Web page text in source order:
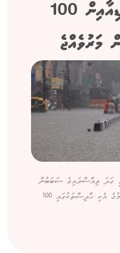
ވިއްސާރައިގައި އިންޑިއާއިން 100
މަރުވެއްޖެ
ގަދަ ވިއްސާރައިގެ ސަބަބުން
ފެންބޮޑުވެ، ބިންގަނޑު ކަނޑައިގެން ދިއުމުގެ އެކި ހާދިސާތަކުގައި 100